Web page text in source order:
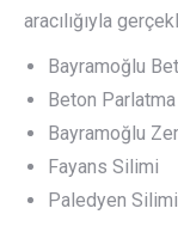
aracılığıyla
Bayramoğlu
Beton Parlatma
Bayramoğlu
Fayans Silimi
Paledyen Silimi